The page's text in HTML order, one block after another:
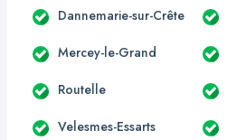
Dannemarie-sur-Crête
Mercey-le-Grand
Routelle
Velesmes-Essarts